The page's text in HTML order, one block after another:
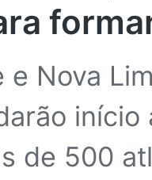
e Nova
de 500